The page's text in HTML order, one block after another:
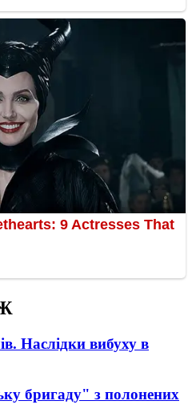
Наслідки вибуху в
бригаду" з полонених